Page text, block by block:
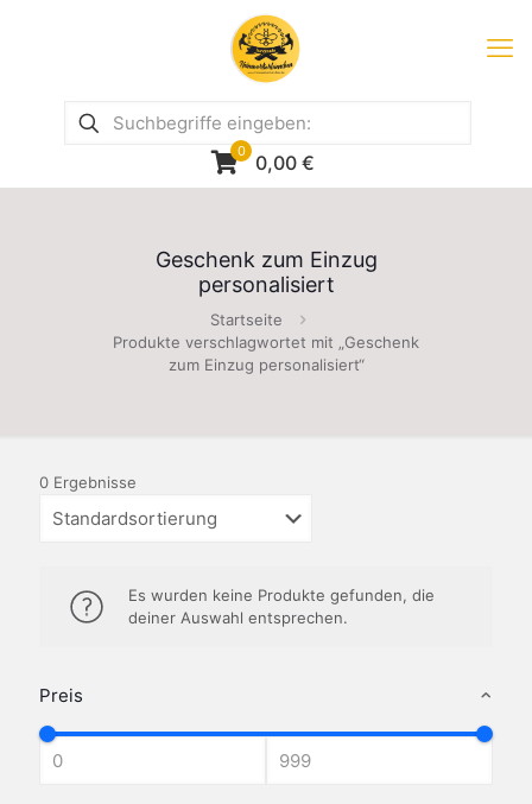
0 0,00 €
Geschenk zum Einzug
personalisiert
Startseite
Produkte verschlagwortet mit „Geschenk
zum Einzug personalisiert“
Preis
0 Ergebnisse
Es wurden keine Produkte gefunden, die
deiner Auswahl entsprechen.